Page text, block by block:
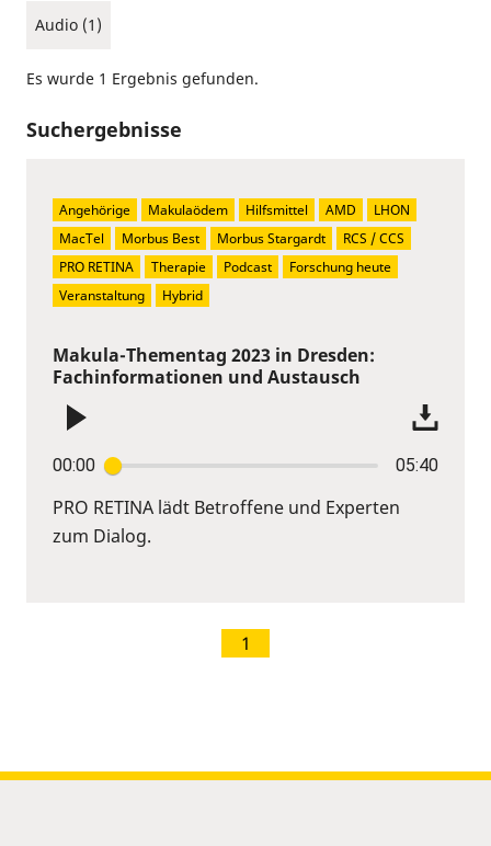
Audio (1)
Es wurde 1 Ergebnis gefunden.
Suchergebnisse
Makula-Thementag 2023 in Dresden:
Fachinformationen und Austausch
00:00 05:40
PRO RETINA lädt Betroffene und Experten
zum Dialog.
Angehörige Makulaödem Hilfsmittel AMD
LHON
MacTel
Morbus Best Morbus Stargardt
RCS / CCS
PRO RETINA
Therapie Podcast
Forschung heute
Veranstaltung
Hybrid
1